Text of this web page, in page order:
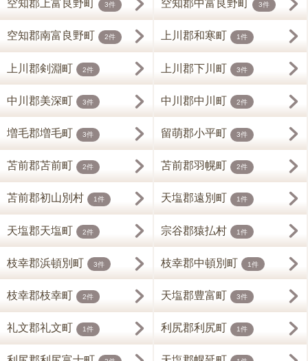
空知郡上富良野町 3件 空知郡中富良野町 3件
空知郡南富良野町 2件 上川郡和寒町 1件
上川郡剣淵町 2件 上川郡下川町 3件
中川郡美深町 3件 中川郡中川町 2件
増毛郡増毛町 3件 留萌郡小平町 3件
苫前郡苫前町 2件 苫前郡羽幌町 2件
苫前郡初山別村 1件 天塩郡遠別町 1件
天塩郡天塩町 2件 宗谷郡猿払村 1件
枝幸郡浜頓別町 3件 枝幸郡中頓別町 1件
枝幸郡枝幸町 2件 天塩郡豊富町 3件
礼文郡礼文町 1件 利尻郡利尻町 1件